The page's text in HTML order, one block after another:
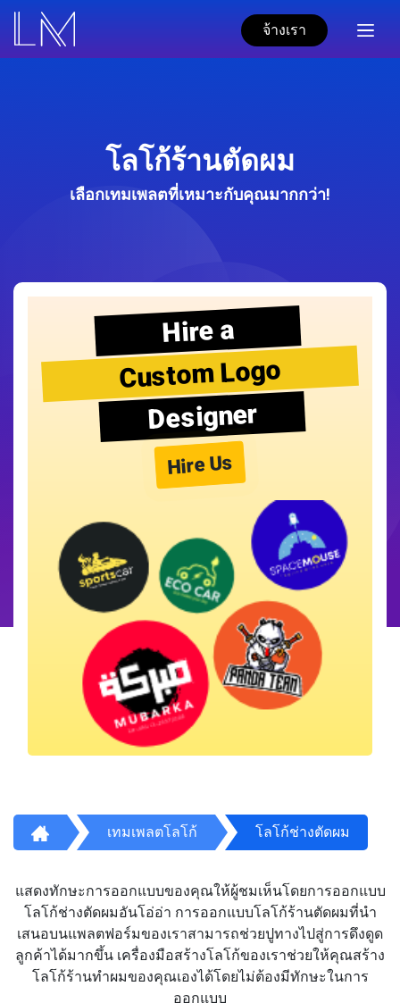
จ้างเรา
โลโก้ร้านตัดผม
เลือกเทมเพลตที่เหมาะกับคุณมากกว่า!
Hire a
Custom Logo
Designer
Hire Us
เทมเพลตโลโก้ โลโก้ช่างตัดผม
แสดงทักษะการออกแบบของคุณให้ผู้ชมเห็นโดยการออกแบบ
โลโก้ช่างตัดผมอันโอ่อ่า การออกแบบโลโก้ร้านตัดผมที่นำ
เสนอบนแพลตฟอร์มของเราสามารถช่วยปูทางไปสู่การดึงดูด
ลูกค้าได้มากขึ้น เครื่องมือสร้างโลโก้ของเราช่วยให้คุณสร้าง
โลโก้ร้านทำผมของคุณเองได้โดยไม่ต้องมีทักษะในการ
ออกแบบ